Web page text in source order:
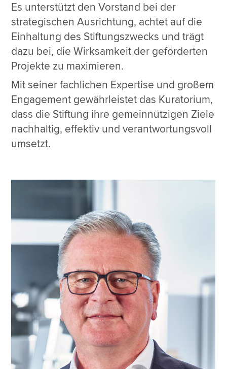
Es unterstützt den Vorstand bei der
strategischen Ausrichtung, achtet auf die
Einhaltung des Stiftungszwecks und trägt
dazu bei, die Wirksamkeit der geförderten
Projekte zu maximieren.
Mit seiner fachlichen Expertise und großem
Engagement gewährleistet das Kuratorium,
dass die Stiftung ihre gemeinnützigen Ziele
nachhaltig, effektiv und verantwortungsvoll
umsetzt.